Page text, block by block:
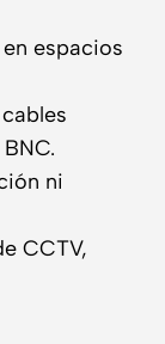
espacios
ni
CCTV,